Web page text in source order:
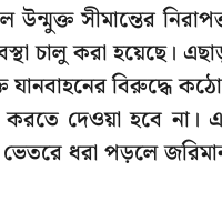
সীমান্তের
চালু করা হয়েছে।
বিরুদ্ধে
দেওয়া হবে না।
ধরা পড়লে